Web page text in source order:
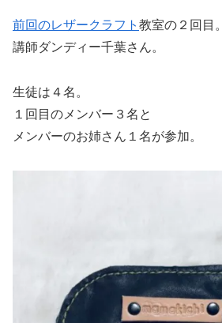
前回のレザークラフト 教室の２回目。
講師ダンディー千葉さん。
生徒は４名。
１回目のメンバー３名と
メンバーのお姉さん１名が参加。